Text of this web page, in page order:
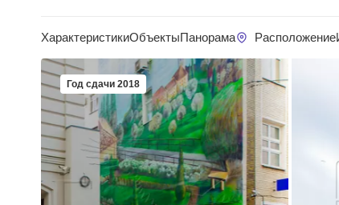
ХарактеристикиОбъектыПанорама Расположение
Год сдачи 2018